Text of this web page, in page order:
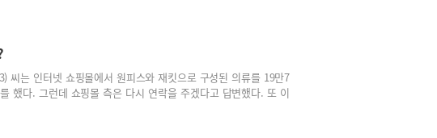
는 인터넷 쇼핑몰에서 원피스와 재킷으로 구성된 의류를 19만7
했다. 그런데 쇼핑몰 측은 다시 연락을 주겠다고 답변했다. 또 이